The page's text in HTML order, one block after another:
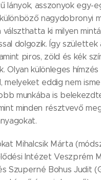
lányok, asszonyok egy-
nagydobronyi
válszthatta ki milyen
dolgozik. Így
piros, zöld és kék
Olyan különleges
melyeket eddig nem
munkába is
minden résztvevő
Mihalcsik Márta
Intézet Veszprém
Szuperné Bohus Judit